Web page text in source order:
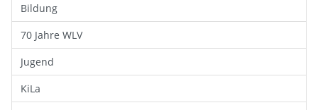
Bildung
70 Jahre WLV
Jugend
KiLa